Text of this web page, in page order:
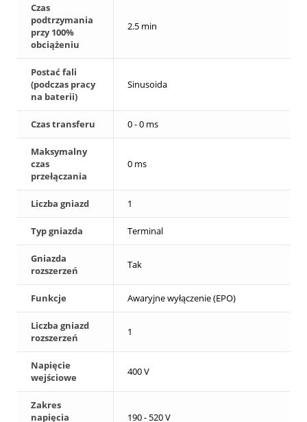
Czas
podtrzymania
przy 100%
obciążeniu
2.5 min
Postać fali
(podczas pracy
na baterii)
Sinusoida
Czas transferu 0 - 0 ms
Maksymalny
czas
przełączania
0 ms
Liczba gniazd 1
Typ gniazda Terminal
Gniazda
rozszerzeń
Tak
Funkcje Awaryjne wyłączenie (EPO)
Liczba gniazd
rozszerzeń
1
Napięcie
wejściowe
400 V
Zakres
napięcia
190 - 520 V